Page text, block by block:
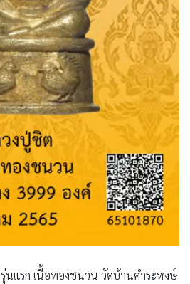
นแรก เนื้อทองชนวน วัดบ้านคำระหงษ์